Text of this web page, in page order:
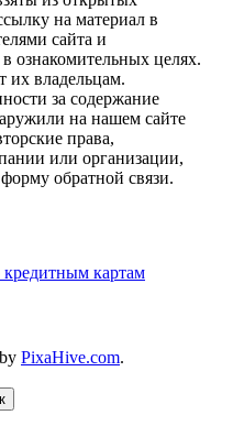
на материал в
сайта и
ознакомительных целях.
их владельцам.
за содержание
на нашем сайте
права,
или организации,
обратной связи.
картам
PixaHive.com.